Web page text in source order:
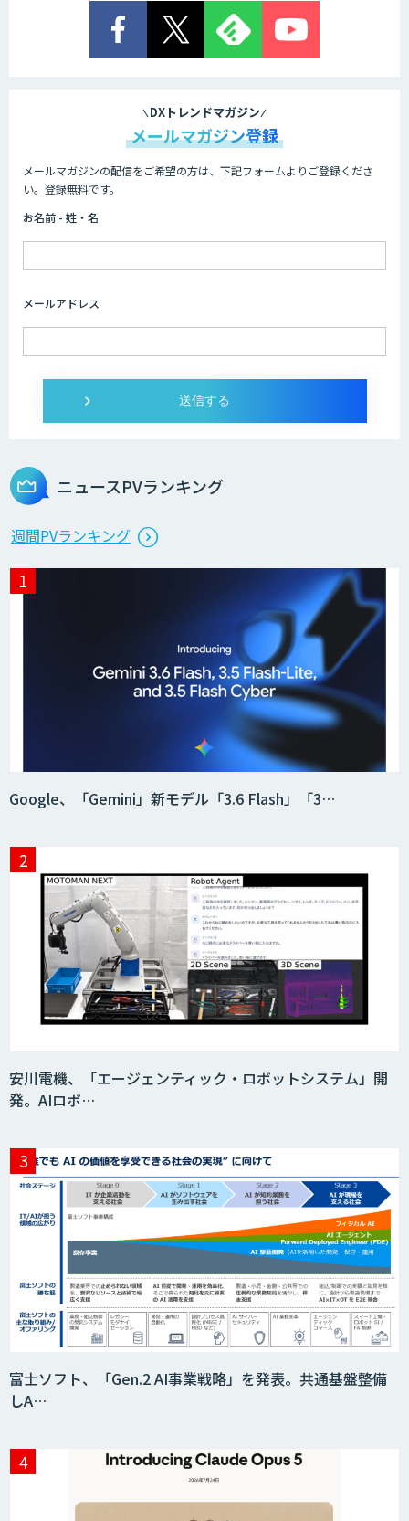
DXトレンドマガジン
メールマガジン登録
メールマガジンの配信をご希望の方は、下記フォームよりご登録くださ
い。登録無料です。
お名前 - 姓・名
メールアドレス
ニュースPVランキング
週間PVランキング
Google、「Gemini」新モデル「3.6 Flash」「3…
安川電機、「エージェンティック・ロボットシステム」開
発。AIロボ…
富士ソフト、「Gen.2 AI事業戦略」を発表。共通基盤整備
しA…